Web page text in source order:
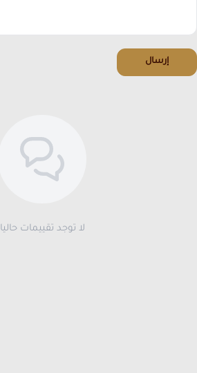
إرسال
لا توجد تقييمات حاليا